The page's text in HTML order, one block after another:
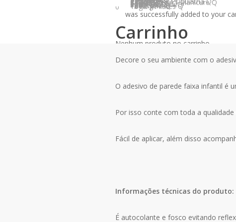
Salão Beleza | Manicure Q
Salgados Q
Sobrancelha Q
Sorvetes Q
Spa | Estética Q
Sushi Q
Tabacaria Q
Tatuagem Q
Yoga | Pilates Q
search
account
0
was successfully added to your
Carrinho
Nenhum produto no carrinho.
Descrição Informação
O Kit possui 05 faixas, no tamanho
Decore o seu ambiente com o
O adesivo de parede faixa infantil é
Por isso conte com toda a
Fácil de aplicar, além disso
Informações técnicas do produto:
É autocolante e fosco evitando